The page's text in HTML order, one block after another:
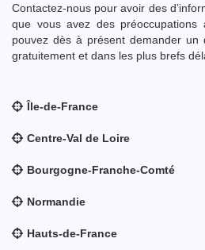
Contactez-nous pour avoir des
que vous avez des
pouvez dès à présent demander un
gratuitement et dans les plus brefs
Île-de-France
Centre-Val de Loire
Bourgogne-Franche-Comté
Normandie
Hauts-de-France